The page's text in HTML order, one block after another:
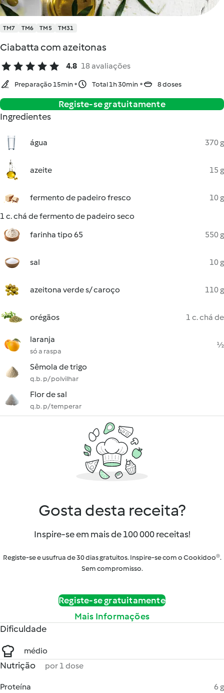
TM7 TM6 TM5 TM31
Ciabatta com azeitonas
4.8 18 avaliações
Preparação 15min Total 1h 30min 8 doses
Registe-se gratuitamente
Ingredientes
água 370 g
azeite 15 g
fermento de padeiro fresco
10 g
1 c. chá de fermento de padeiro seco
farinha tipo 65
550 g
sal 10 g
azeitona verde s/ caroço 110 g
orégãos 1 c. chá de
laranja
só a raspa
½
Sêmola de trigo
q.b. p/ polvilhar
Flor de sal
q.b. p/ temperar
Gosta desta receita?
Inspire-se em mais de 100 000 receitas!
Registe-se e usufrua de 30 dias gratuitos. Inspire-se com o Cookidoo®.
Sem compromisso.
Registe-se gratuitamente
Mais Informações
Dificuldade
médio
Nutrição por 1 dose
Proteína
6 g